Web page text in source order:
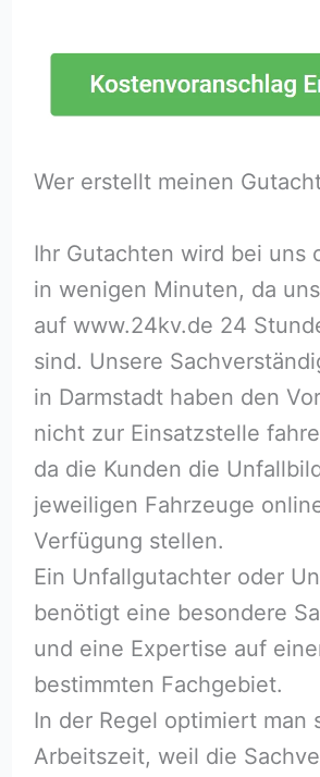
Wer erstellt meinen
Ihr Gutachten wird bei uns
in wenigen Minuten, da
auf www.24kv.de 24
sind. Unsere
in Darmstadt haben den
nicht zur Einsatzstelle
da die Kunden die
jeweiligen Fahrzeuge
Verfügung stellen.
Ein Unfallgutachter oder
benötigt eine besondere
und eine Expertise auf
bestimmten Fachgebiet.
In der Regel optimiert man
Arbeitszeit, weil die